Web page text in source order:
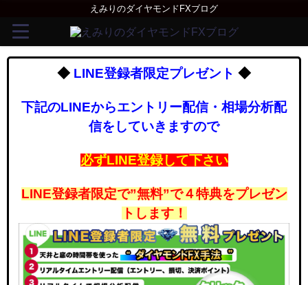
えみりのダイヤモンドFXブログ
◆ LINE登録者限定プレゼント ◆
下記のLINEからエントリー配信・相場分析配
信をしていきますので
必ずLINE登録して下さい
LINE登録者限定で”無料”で４特典をプレゼン
トします！